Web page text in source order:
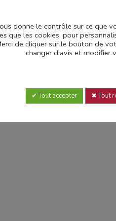
et
architecture, son
britannique au monde, toute
Sa mise en scène
et sud-africains
donne le contrôle sur ce que
que les cookies, pour
de cliquer sur le bouton de
changer d’avis et
Tout accepter Tout